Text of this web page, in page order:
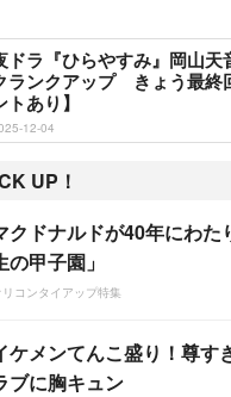
ドラ『ひらやすみ』岡山天
ランクアップ きょう最終
トあり】
12-04
UP！
クドナルドが40年にわた
の甲子園」
リコンタイアップ特集
ケメンてんこ盛り！尊す
ブに胸キュン